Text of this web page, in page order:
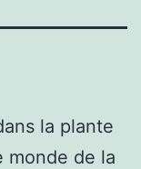
la plante
monde de la